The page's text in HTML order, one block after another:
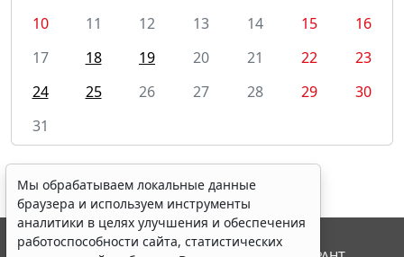
10
11 12 13 14 15
16
17
18 19 20 21 22
23
24
25 26 27 28 29
30
31
Мы обрабатываем локальные данные
браузера и используем инструменты
аналитики в целях улучшения и обеспечения
работоспособности сайта, статистических